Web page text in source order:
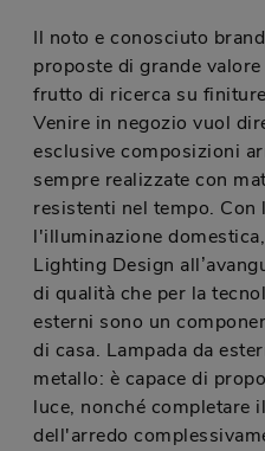
Il noto e conosciuto
proposte di grande
frutto di ricerca su
Venire in negozio vuol
esclusive composizioni
sempre realizzate con
resistenti nel tempo. Con
l'illuminazione
Lighting Design
di qualità che per la
esterni sono un
di casa. Lampada da
metallo: è capace di
luce, nonché completare
dell'arredo